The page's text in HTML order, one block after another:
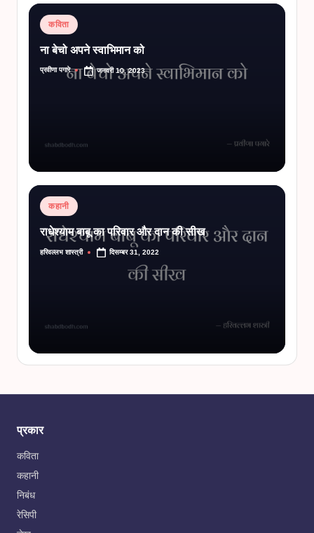
Posted
कविता
ना बेचो अपने स्वाभिमान को
Posted
प्रवीणा पगारे जनवरी 10, 2023
Posted
कहानी
राधेश्याम बाबू का परिवार और दान की सीख
Posted
हरिवल्लभ शास्त्री दिसम्बर 31, 2022
प्रकार
कविता
कहानी
निबंध
रेसिपी